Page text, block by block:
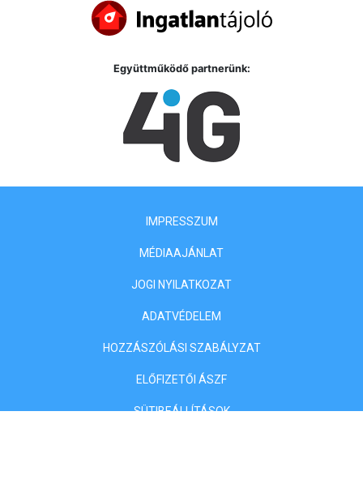
Együttműködő partnerünk:
IMPRESSZUM
MÉDIAAJÁNLAT
JOGI NYILATKOZAT
ADATVÉDELEM
HOZZÁSZÓLÁSI SZABÁLYZAT
ELŐFIZETŐI ÁSZF
SÜTIBEÁLLÍTÁSOK